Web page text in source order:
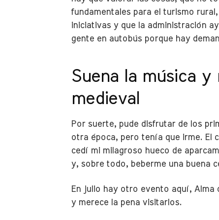
fundamentales para el turismo
iniciativas y que la administración
gente en autobús porque hay
Suena la música
medieval
Por suerte, pude disfrutar de los
otra época, pero tenía que irme. El
cedí mi milagroso hueco de
y, sobre todo, beberme una buena
En julio hay otro evento aquí, Alma
y merece la pena visitarlos.